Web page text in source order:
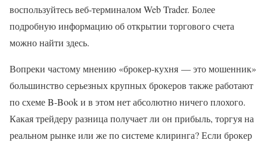
воспользуйтесь веб-терминалом Web Trader. Более
подробную информацию об открытии торгового счета
можно найти здесь.
Вопреки частому мнению «брокер-кухня — это мошенник»
большинство серьезных крупных брокеров также работают
по схеме B-Book и в этом нет абсолютно ничего плохого.
Какая трейдеру разница получает ли он прибыль, торгуя на
реальном рынке или же по системе клиринга? Если брокер